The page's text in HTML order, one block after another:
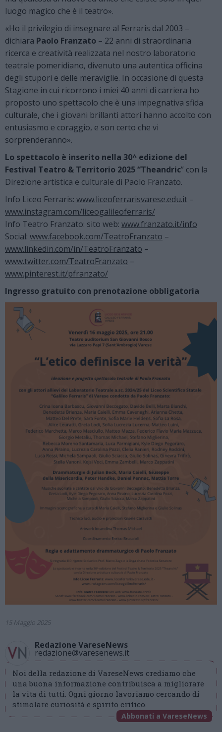
luogo magico che è il teatro».
«Ho il privilegio di insegnare al Ferraris dal 2003 –
dichiara Paolo Franzato – 22 anni di straordinaria
ricerca e creatività realizzata nel nostro laboratorio
teatrale pomeridiano, divenuto una autentica officina
degli stupori e delle meraviglie. In occasione di questa
Stagione in cui ricorrono i miei 40 anni di carriera ho
proposto uno spettacolo che è una impegnativa sfida
culturale, che i giovani brillanti attori hanno accolto con
entusiasmo e coraggio, e son certo che vi
sorprenderanno».
Lo spettacolo è inserito nella 30^ edizione del
Festival Teatro & Territorio 2025 “Theandric” con la
Direzione artistica e culturale di Paolo Franzato.
Info Liceo Ferraris: www.liceoferrarisvarese.edu.it –
www.instagram.com/liceogalileoferraris/
Info Teatro Franzato: sito web: www.franzato.it/info
Social: www.facebook.com/TeatroFranzato –
www.linkedin.com/in/TeatroFranzato –
www.twitter.com/TeatroFranzato –
www.pinterest.it/pfranzato/
Ingresso gratuito con prenotazione obbligatoria
15 Maggio 2025
Redazione VareseNews
redazione@varesenews.it
Noi della redazione di VareseNews crediamo che
una buona informazione contribuisca a migliorare
la vita di tutti. Ogni giorno lavoriamo cercando di
stimolare curiosità e spirito critico.
Abbonati a VareseNews